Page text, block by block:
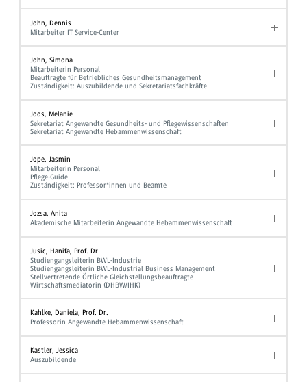
John, Dennis
Mitarbeiter IT Service-Center
John, Simona
Mitarbeiterin Personal
Beauftragte für Betriebliches Gesundheitsmanagement
Zuständigkeit: Auszubildende und Sekretariatsfachkräfte
Joos, Melanie
Sekretariat Angewandte Gesundheits- und Pflegewissenschaften
Sekretariat Angewandte Hebammenwissenschaft
Jope, Jasmin
Mitarbeiterin Personal
Pflege-Guide
Zuständigkeit: Professor*innen und Beamte
Jozsa, Anita
Akademische Mitarbeiterin Angewandte Hebammenwissenschaft
Jusic, Hanifa, Prof. Dr.
Studiengangsleiterin BWL-Industrie
Studiengangsleiterin BWL-Industrial Business Management
Stellvertretende Örtliche Gleichstellungsbeauftragte
Wirtschaftsmediatorin (DHBW/IHK)
Kahlke, Daniela, Prof. Dr.
Professorin Angewandte Hebammenwissenschaft
Kastler, Jessica
Auszubildende